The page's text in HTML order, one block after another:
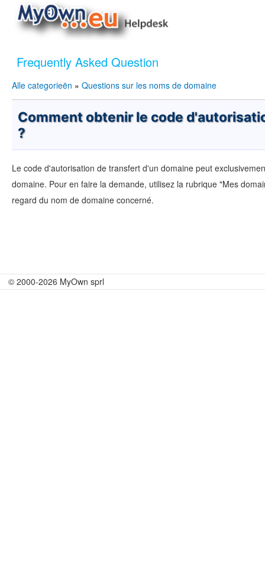
Frequently Asked Question
Alle categorieën » Questions sur les noms de domaine
Comment obtenir le code
?
Le code d'autorisation de transfert d'un domaine peut
domaine. Pour en faire la demande, utilisez la rubrique "Mes
regard du nom de domaine concerné.
© 2000-2026 MyOwn sprl